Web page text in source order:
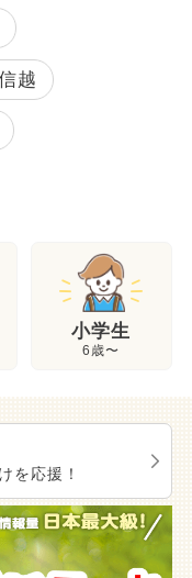
越
小学生
6歳〜
を応援！